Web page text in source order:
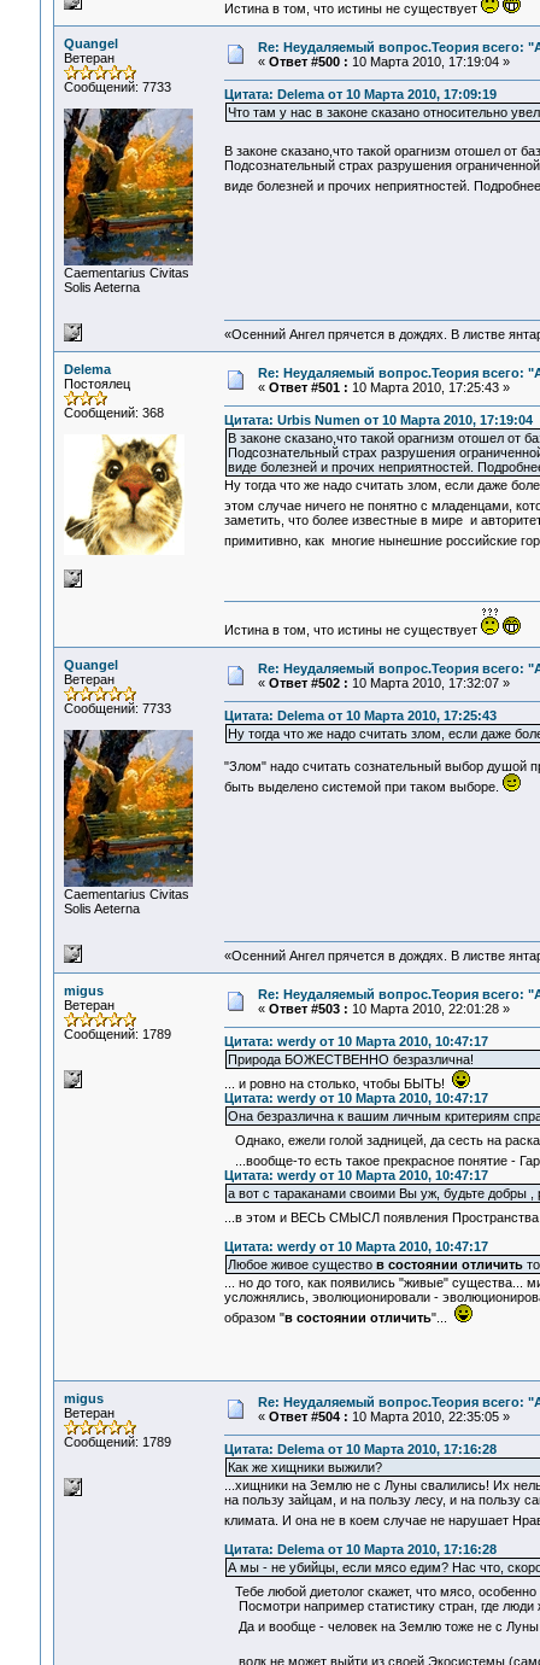
Истина в том, что истины не существует
Quangel
Ветеран
Сообщений: 7733
Сaementarius Civitas
Solis Aeterna
Re: Неудаляемый вопрос.Теория всего:
« Ответ #500 : 10 Марта 2010, 17:19:04 »
Цитата: Delema от 10 Марта 2010, 17:09:19
Что там у нас в законе сказано относительно
В законе сказано,что такой орагнизм отошел от
Подсознательный страх разрушения
виде болезней и прочих неприятностей.
«Осенний Ангел прячется в дождях. В листве
Delema
Постоялец
Сообщений: 368
Re: Неудаляемый вопрос.Теория всего:
« Ответ #501 : 10 Марта 2010, 17:25:43 »
Цитата: Urbis Numen от 10 Марта 2010, 17:19:04
В законе сказано,что такой орагнизм отошел
Подсознательный страх разрушения
виде болезней и прочих неприятностей.
Ну тогда что же надо считать злом, если даже
этом случае ничего не понятно с младенцами,
заметить, что более известные в мире и
примитивно, как многие нынешние российские
Истина в том, что истины не существует
Quangel
Ветеран
Сообщений: 7733
Сaementarius Civitas
Solis Aeterna
Re: Неудаляемый вопрос.Теория всего:
« Ответ #502 : 10 Марта 2010, 17:32:07 »
Цитата: Delema от 10 Марта 2010, 17:25:43
Ну тогда что же надо считать злом, если даже
"Злом" надо считать сознательный выбор душой
быть выделено системой при таком выборе.
«Осенний Ангел прячется в дождях. В листве
migus
Ветеран
Сообщений: 1789
Re: Неудаляемый вопрос.Теория всего:
« Ответ #503 : 10 Марта 2010, 22:01:28 »
Цитата: werdy от 10 Марта 2010, 10:47:17
Природа БОЖЕСТВЕННО безразлична!
... и ровно на столько, чтобы БЫТЬ!
Цитата: werdy от 10 Марта 2010, 10:47:17
Она безразлична к вашим личным критериям
Однако, ежели голой задницей, да сесть на
...вообще-то есть такое прекрасное понятие -
Цитата: werdy от 10 Марта 2010, 10:47:17
а вот с тараканами своими Вы уж, будьте добры ,
...в этом и ВЕСЬ СМЫСЛ появления
Цитата: werdy от 10 Марта 2010, 10:47:17
Любое живое существо в состоянии отличитьто
... но до того, как появились "живые" существа...
усложнялись, эволюционировали -
образом "в состоянии отличить"...
migus
Ветеран
Сообщений: 1789
Re: Неудаляемый вопрос.Теория всего:
« Ответ #504 : 10 Марта 2010, 22:35:05 »
Цитата: Delema от 10 Марта 2010, 17:16:28
Как же хищники выжили?
...хищники на Землю не с Луны свалились! Их
на пользу зайцам, и на пользу лесу, и на пользу
климата. И она не в коем случае не нарушает
Цитата: Delema от 10 Марта 2010, 17:16:28
А мы - не убийцы, если мясо едим? Нас что,
Тебе любой диетолог скажет, что мясо,
Посмотри например статистику стран, где люди
Да и вообще - человек на Землю тоже не с Луны
... волк не может выйти из своей Экосистемы